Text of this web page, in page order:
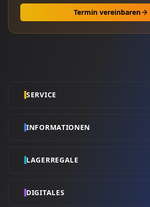
Termin vereinbaren
SERVICE
INFORMATIONEN
LAGERREGALE
DIGITALES